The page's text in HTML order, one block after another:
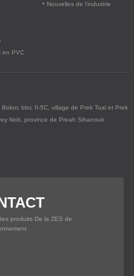
en PVC
Nouvelles de l’industrie
bloc II-5C, village de Prek Toal et Prek
Nob, province de Preah Sihanouk
produits De la ZES de